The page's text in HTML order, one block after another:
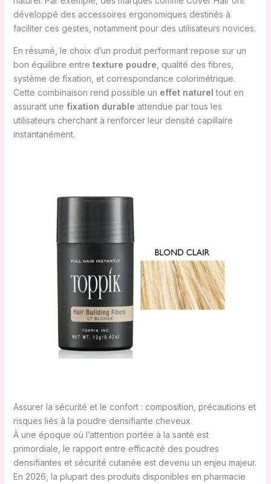
développé des accessoires ergonomiques destinés à
faciliter ces gestes, notamment pour des utilisateurs novices.
En résumé, le choix d’un produit performant repose sur un
bon équilibre entre texture poudre , qualité des fibres,
système de fixation, et correspondance colorimétrique.
Cette combinaison rend possible un effet naturel tout en
assurant une fixation durable attendue par tous les
utilisateurs cherchant à renforcer leur densité capillaire
instantanément.
Assurer la sécurité et le confort : composition, précautions et
risques liés à la poudre densifiante cheveux
À une époque où l’attention portée à la santé est
primordiale, le rapport entre efficacité des poudres
densifiantes et sécurité cutanée est devenu un enjeu majeur.
En 2026, la plupart des produits disponibles en pharmacie